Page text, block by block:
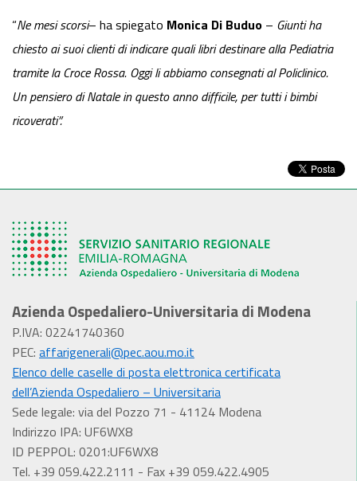
“Ne mesi scorsi– ha spiegato Monica Di Buduo – Giunti ha
chiesto ai suoi clienti di indicare quali libri destinare alla Pediatria
tramite la Croce Rossa. Oggi li abbiamo consegnati al Policlinico.
Un pensiero di Natale in questo anno difficile, per tutti i bimbi
ricoverati”.
Azienda Ospedaliero-Universitaria di Modena
P.IVA: 02241740360
PEC: affarigenerali@pec.aou.mo.it
Elenco delle caselle di posta elettronica certificata
dell’Azienda Ospedaliero – Universitaria
Sede legale: via del Pozzo 71 - 41124 Modena
Indirizzo IPA: UF6WX8
ID PEPPOL: 0201:UF6WX8
Tel. +39 059.422.2111 - Fax +39 059.422.4905